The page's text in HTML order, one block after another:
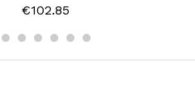
€102.85